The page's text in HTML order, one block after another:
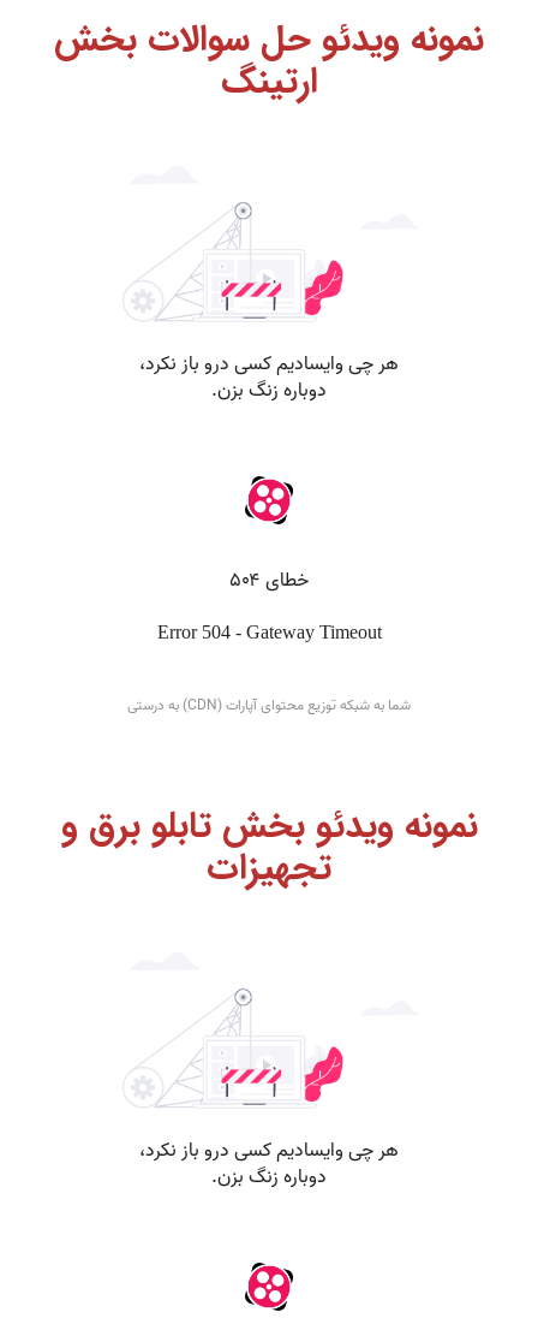
نمونه ویدئو حل سوالات بخش
ارتینگ
نمونه ویدئو بخش تابلو برق و
تجهیزات